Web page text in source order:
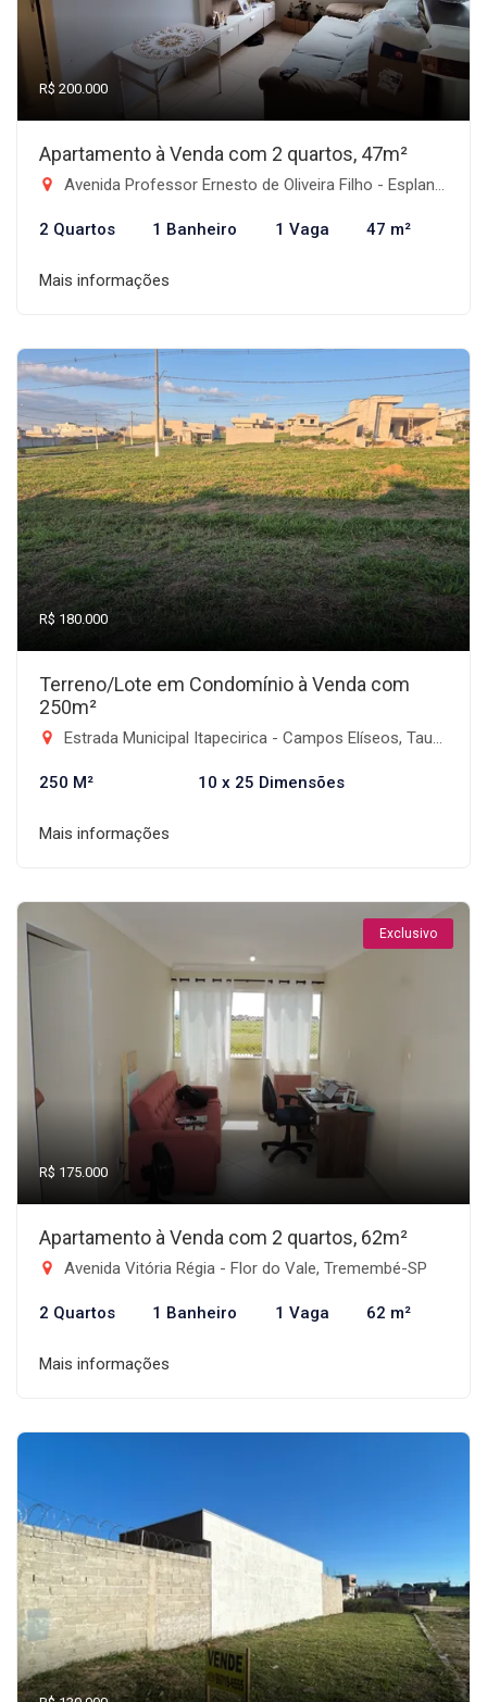
R$ 200.000
Apartamento à Venda com 2 quartos, 47m²
Avenida Professor Ernesto de Oliveira Filho - Esplanada Independência, Taubaté-SP
2 Quartos 1 Banheiro 1 Vaga 47 m²
Mais informações
R$ 180.000
Terreno/Lote em Condomínio à Venda com
250m²
Estrada Municipal Itapecirica - Campos Elíseos, Taubaté-SP
250 M² 10 x 25 Dimensões
Mais informações
Exclusivo
R$ 175.000
Apartamento à Venda com 2 quartos, 62m²
Avenida Vitória Régia - Flor do Vale, Tremembé-SP
2 Quartos 1 Banheiro 1 Vaga 62 m²
Mais informações